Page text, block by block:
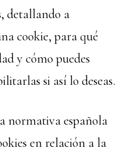
detallando a
cookie, para qué
y cómo puedes
si así lo deseas.
normativa española
en relación a la